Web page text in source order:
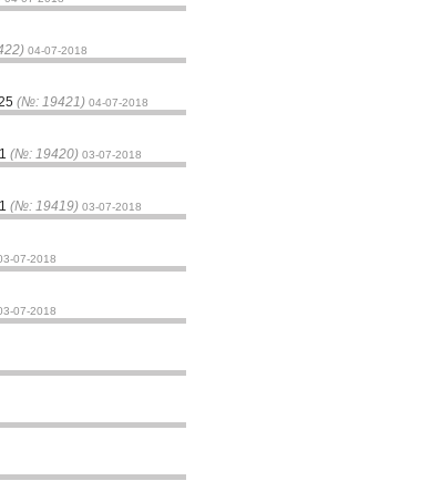
04-07-2018
(№: 19421) 04-07-2018
(№: 19420) 03-07-2018
(№: 19419) 03-07-2018
07-2018
07-2018